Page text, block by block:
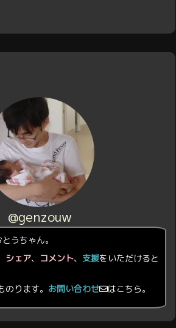
@genzouw
うちゃん。
シェア、 コメント、 支援をいただけると
のります。 お問い合わせ はこちら。